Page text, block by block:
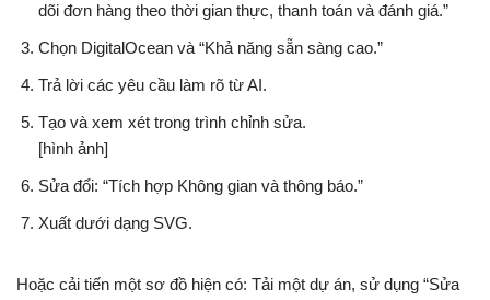
dõi đơn hàng theo thời gian thực, thanh toán và đánh giá.”
Chọn DigitalOcean và “Khả năng sẵn sàng cao.”
Trả lời các yêu cầu làm rõ từ AI.
Tạo và xem xét trong trình chỉnh sửa.
[hình ảnh]
Sửa đổi: “Tích hợp Không gian và thông báo.”
Xuất dưới dạng SVG.
Hoặc cải tiến một sơ đồ hiện có: Tải một dự án, sử dụng “Sửa